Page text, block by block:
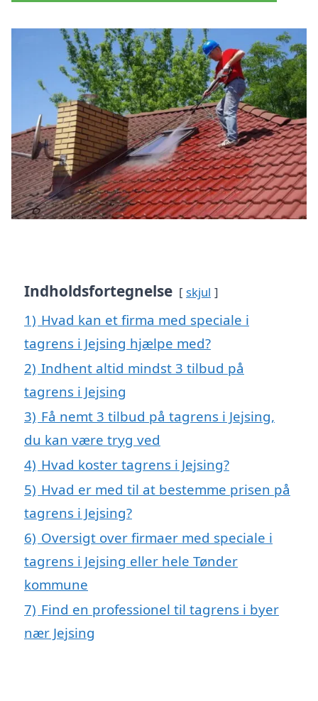
Indholdsfortegnelse skjul
1) Hvad kan et firma med speciale i
tagrens i Jejsing hjælpe med?
2) Indhent altid mindst 3 tilbud på
tagrens i Jejsing
3) Få nemt 3 tilbud på tagrens i Jejsing,
du kan være tryg ved
4) Hvad koster tagrens i Jejsing?
5) Hvad er med til at bestemme prisen på
tagrens i Jejsing?
6) Oversigt over firmaer med speciale i
tagrens i Jejsing eller hele Tønder
kommune
7) Find en professionel til tagrens i byer
nær Jejsing